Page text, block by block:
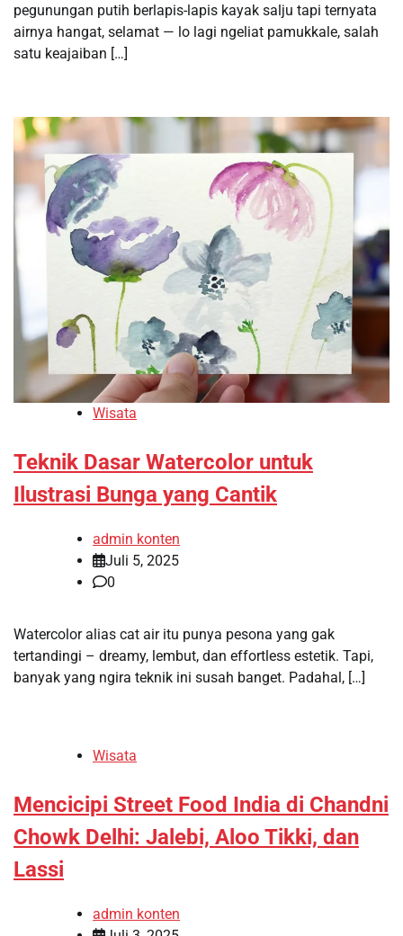
pegunungan putih berlapis-lapis kayak salju tapi ternyata
airnya hangat, selamat — lo lagi ngeliat pamukkale, salah
satu keajaiban […]
Wisata
Teknik Dasar Watercolor untuk
Ilustrasi Bunga yang Cantik
admin konten
Juli 5, 2025
0
Watercolor alias cat air itu punya pesona yang gak
tertandingi – dreamy, lembut, dan effortless estetik. Tapi,
banyak yang ngira teknik ini susah banget. Padahal, […]
Wisata
Mencicipi Street Food India di Chandni
Chowk Delhi: Jalebi, Aloo Tikki, dan
Lassi
admin konten